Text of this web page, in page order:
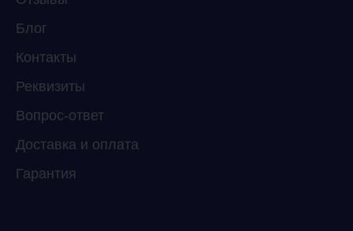
Блог
Контакты
Реквизиты
Вопрос-ответ
Доставка и оплата
Гарантия
Мессенджеры
Свяжитесь с нами через любой удобный
Telegram